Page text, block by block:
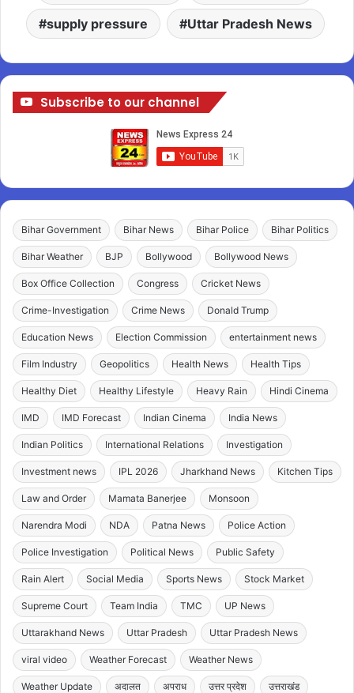
supply pressure Uttar Pradesh News
Subscribe to our channel
Bihar Government Bihar News Bihar Police Bihar Politics
Bihar Weather BJP Bollywood Bollywood News
Box Office Collection Congress Cricket News
Crime-Investigation Crime News Donald Trump
Education News Election Commission entertainment news
Film Industry Geopolitics Health News Health Tips
Healthy Diet Healthy Lifestyle Heavy Rain Hindi Cinema
IMD IMD Forecast Indian Cinema India News
Indian Politics International Relations Investigation
Investment news IPL 2026 Jharkhand News Kitchen Tips
Law and Order Mamata Banerjee Monsoon
Narendra Modi NDA Patna News Police Action
Police Investigation Political News Public Safety
Rain Alert Social Media Sports News Stock Market
Supreme Court Team India TMC UP News
Uttarakhand News Uttar Pradesh Uttar Pradesh News
viral video Weather Forecast Weather News
Weather Update अदालत अपराध उत्तर प्रदेश उत्तराखंड